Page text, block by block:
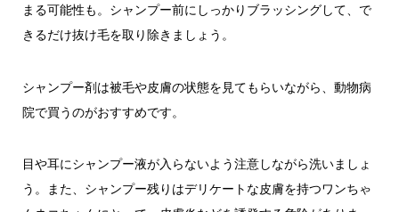
まる可能性も。シャンプー前にしっかりブラッシングして、で
きるだけ抜け毛を取り除きましょう。
シャンプー剤は被毛や皮膚の状態を見てもらいながら、動物病
院で買うのがおすすめです。
目や耳にシャンプー液が入らないよう注意しながら洗いましょ
う。また、シャンプー残りはデリケートな皮膚を持つワンちゃ